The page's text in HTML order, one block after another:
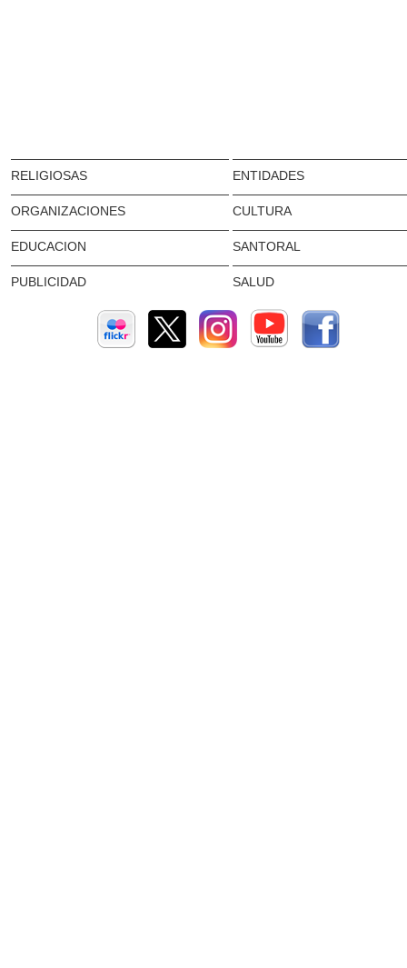
RELIGIOSAS ENTIDADES
ORGANIZACIONES CULTURA
EDUCACION SANTORAL
PUBLICIDAD SALUD